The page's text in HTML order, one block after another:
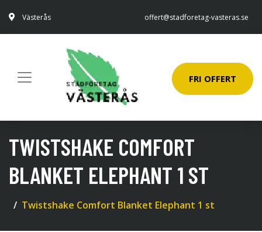
Västerås offert@stadforetag-vasteras.se
FRI OFFERT
TWISTSHAKE COMFORT
BLANKET ELEPHANT 1 ST
Twistshake Comfort Blanket Elephant 1 st